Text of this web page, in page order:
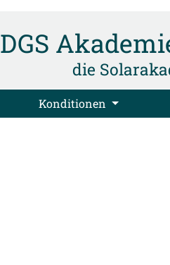
DGS
die
Konditionen